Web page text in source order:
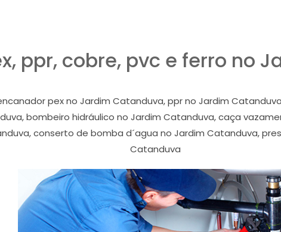
ppr, cobre, pvc e ferro no
pex no Jardim Catanduva, ppr no Jardim
bombeiro hidráulico no Jardim Catanduva, caça
conserto de bomba d´agua no Jardim Catanduva,
Catanduva